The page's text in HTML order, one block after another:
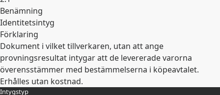
Benämning
Identitetsintyg
Förklaring
Dokument i vilket tillverkaren, utan att ange
provningsresultat intygar att de levererade varorna
överensstämmer med bestämmelserna i köpeavtalet.
Erhålles utan kostnad.
Intygstyp